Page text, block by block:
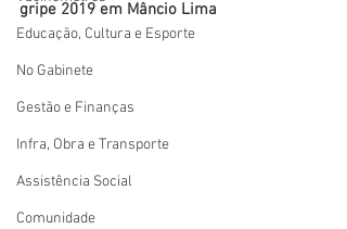
Educação, Cultura e Esporte
No Gabinete
Gestão e Finanças
Infra, Obra e Transporte
Assistência Social
Comunidade
gripe 2019 em Mâncio Lima